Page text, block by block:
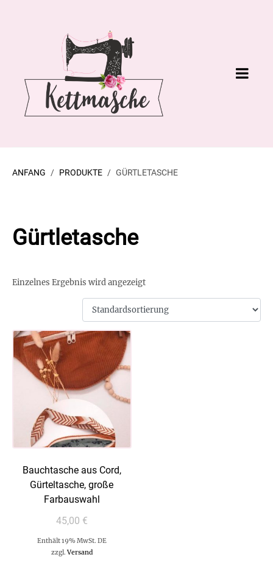
ANFANG PRODUKTE GÜRTLETASCHE
Gürtletasche
Einzelnes Ergebnis wird angezeigt
Bauchtasche aus Cord,
Gürteltasche, große
Farbauswahl
45,00 €
Enthält 19% MwSt. DE
zzgl.Versand